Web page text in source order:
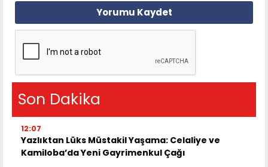
Yorumu Kaydet
Son Dakika
12:07
Yazlıktan Lüks Müstakil Yaşama: Celaliye ve
Kamiloba’da Yeni Gayrimenkul Çağı